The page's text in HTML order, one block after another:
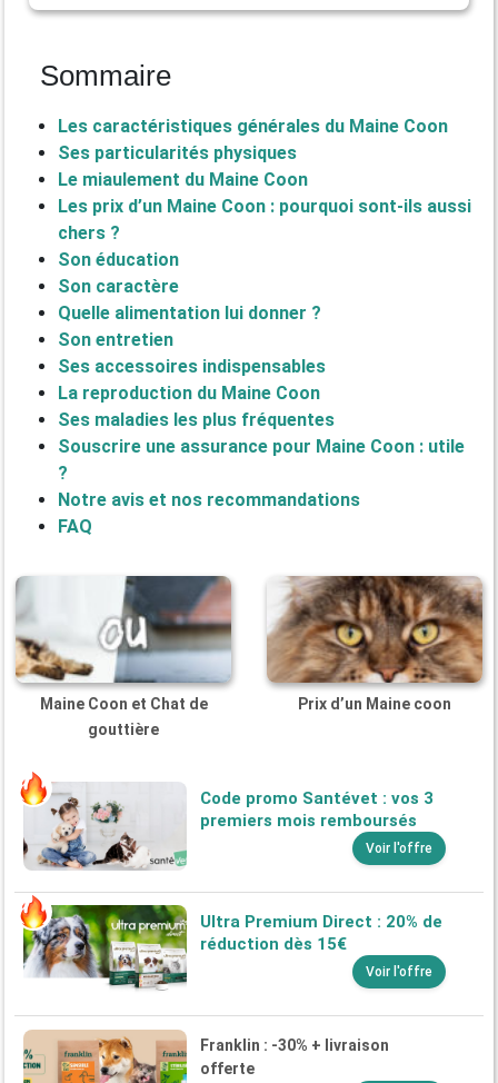
Sommaire
Les caractéristiques générales du Maine Coon
Ses particularités physiques
Le miaulement du Maine Coon
Les prix d’un Maine Coon : pourquoi sont-ils aussi
chers ?
Son éducation
Son caractère
Quelle alimentation lui donner ?
Son entretien
Ses accessoires indispensables
La reproduction du Maine Coon
Ses maladies les plus fréquentes
Souscrire une assurance pour Maine Coon : utile
?
Notre avis et nos recommandations
FAQ
Maine Coon et Chat de
gouttière
Prix d’un Maine coon
Code promo Santévet : vos 3
premiers mois remboursés
Voir l'offre
Ultra Premium Direct : 20% de
réduction dès 15€
Voir l'offre
Franklin : -30% + livraison
offerte